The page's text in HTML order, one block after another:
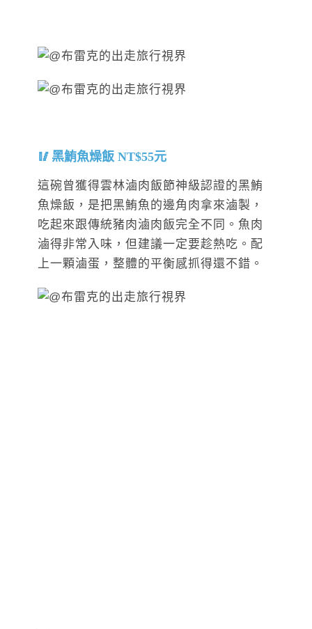
黑鮪魚燥飯 NT$55元
這碗曾獲得雲林滷肉飯節神級認證的黑鮪
魚燥飯，是把黑鮪魚的邊角肉拿來滷製，
吃起來跟傳統豬肉滷肉飯完全不同。魚肉
滷得非常入味，但建議一定要趁熱吃。配
上一顆滷蛋，整體的平衡感抓得還不錯。